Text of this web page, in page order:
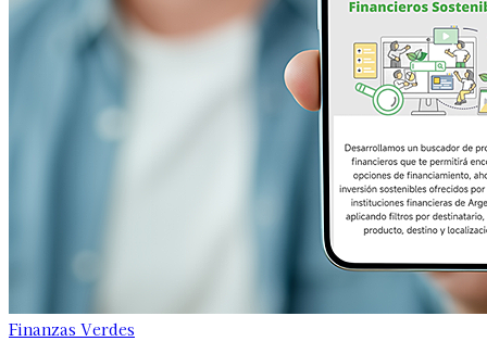
Finanzas Verdes